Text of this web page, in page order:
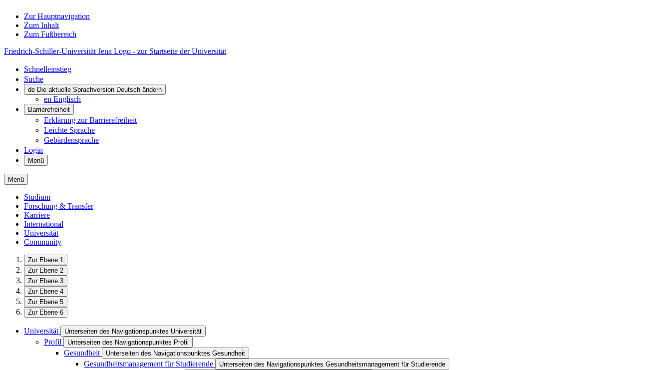
Zur Hauptnavigation
Zum Inhalt
Zum Fußbereich
Friedrich-Schiller-Universität Jena Logo - zur Startseite der Universität
Schnelleinstieg
Suche
de Die aktuelle Sprachversion Deutsch ändern
en Englisch
Barrierefreiheit
Erklärung zur Barrierefreiheit
Leichte Sprache
Gebärdensprache
Login
Menü
Menü
Studium
Forschung & Transfer
Karriere
International
Universität
Community
Zur Ebene 1
Zur Ebene 2
Zur Ebene 3
Zur Ebene 4
Zur Ebene 5
Zur Ebene 6
Universität Unterseiten des Navigationspunktes Universität
Profil Unterseiten des Navigationspunktes Profil
Gesundheit Unterseiten des Navigationspunktes Gesundheit
Gesundheitsmanagement für Studierende Unterseiten des Navigationspunktes Gesundheitsmanagement für Studierende